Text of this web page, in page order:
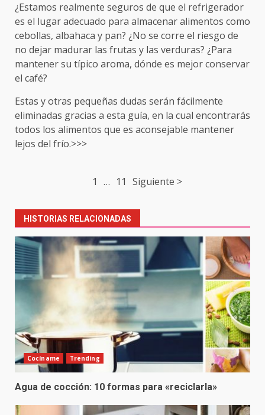
¿Estamos realmente seguros de que el refrigerador
es el lugar adecuado para almacenar alimentos como
cebollas, albahaca y pan? ¿No se corre el riesgo de
no dejar madurar las frutas y las verduras? ¿Para
mantener su típico aroma, dónde es mejor conservar
el café?
Estas y otras pequeñas dudas serán fácilmente
eliminadas gracias a esta guía, en la cual encontrarás
todos los alimentos que es aconsejable mantener
lejos del frío.>>>
1 … 11 Siguiente >
HISTORIAS RELACIONADAS
Cocíname Trending
Agua de cocción: 10 formas para «reciclarla»